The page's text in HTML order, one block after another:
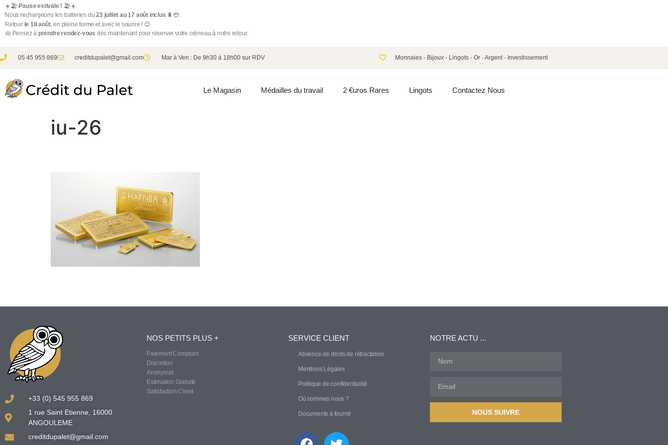
☀️🏖️ Pause estivale ! 🏖️☀️
Nous rechargeons les batteries du23 juillet au 17 août inclus 🔋😎.
Retour le 18 août, en pleine forme et avec le sourire ! 😊
📅 Pensez à prendre rendez-vous dès maintenant pour réserver votre créneau à notre retour.
05 45 955 869 creditdupalet@gmail.com Mar à Ven : De 9h30 à 18h00 sur RDV Monnaies - Bijoux - Lingots - Or - Argent - Investissement
Le Magasin Médailles du travail 2 €uros Rares Lingots Contactez Nous
iu-26
+33 (0) 545 955 869
1 rue Saint Etienne, 16000
ANGOULEME
creditdupalet@gmail.com
NOS PETITS PLUS +
Paiement Comptant
Discretion
Anonymat
Estimation Gratuite
Satisfaction Client
SERVICE CLIENT
Absence de droits de rétractation
Mentions Légales
Politique de confidentialité
Où sommes nous ?
Documents à fournir
NOTRE ACTU ...
NOUS SUIVRE